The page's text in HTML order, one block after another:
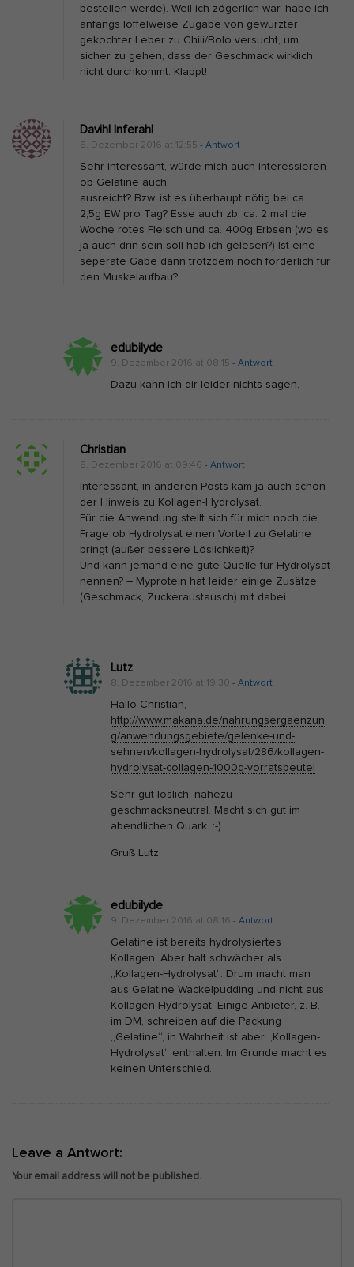
bestellen werde). Weil ich zögerlich war, habe ich
anfangs löffelweise Zugabe von gewürzter
gekochter Leber zu Chili/Bolo versucht, um
sicher zu gehen, dass der Geschmack wirklich
nicht durchkommt. Klappt!
Davihl Inferahl
8. Dezember 2016 at 12:55 - Antwort
Sehr interessant, würde mich auch interessieren
ob Gelatine auch
ausreicht? Bzw. ist es überhaupt nötig bei ca.
2,5g EW pro Tag? Esse auch zb. ca. 2 mal die
Woche rotes Fleisch und ca. 400g Erbsen (wo es
ja auch drin sein soll hab ich gelesen?) Ist eine
seperate Gabe dann trotzdem noch förderlich für
den Muskelaufbau?
edubilyde
9. Dezember 2016 at 08:15 - Antwort
Dazu kann ich dir leider nichts sagen.
Christian
8. Dezember 2016 at 09:46 - Antwort
Interessant, in anderen Posts kam ja auch schon
der Hinweis zu Kollagen-Hydrolysat.
Für die Anwendung stellt sich für mich noch die
Frage ob Hydrolysat einen Vorteil zu Gelatine
bringt (außer bessere Löslichkeit)?
Und kann jemand eine gute Quelle für Hydrolysat
nennen? – Myprotein hat leider einige Zusätze
(Geschmack, Zuckeraustausch) mit dabei.
Lutz
8. Dezember 2016 at 19:30 - Antwort
Hallo Christian,
http://www.makana.de/nahrungsergaenzun
g/anwendungsgebiete/gelenke-und-
sehnen/kollagen-hydrolysat/286/kollagen-
hydrolysat-collagen-1000g-vorratsbeutel
Sehr gut löslich, nahezu
geschmacksneutral. Macht sich gut im
abendlichen Quark. :-)
Gruß Lutz
edubilyde
9. Dezember 2016 at 08:16 - Antwort
Gelatine ist bereits hydrolysiertes
Kollagen. Aber halt schwächer als
„Kollagen-Hydrolysat“. Drum macht man
aus Gelatine Wackelpudding und nicht aus
Kollagen-Hydrolysat. Einige Anbieter, z. B.
im DM, schreiben auf die Packung
„Gelatine“, in Wahrheit ist aber „Kollagen-
Hydrolysat“ enthalten. Im Grunde macht es
keinen Unterschied.
Leave a Antwort:
Your email address will not be published.